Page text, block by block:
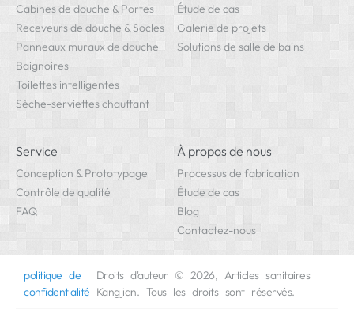
Cabines de douche & Portes
Receveurs de douche & Socles
Panneaux muraux de douche
Baignoires
Toilettes intelligentes
Sèche-serviettes chauffant
Étude de cas
Galerie de projets
Solutions de salle de bains
Service
Conception & Prototypage
Contrôle de qualité
FAQ
À propos de nous
Processus de fabrication
Étude de cas
Blog
Contactez-nous
politique de
confidentialité
Droits d'auteur © 2026, Articles sanitaires
Kangjian. Tous les droits sont réservés.